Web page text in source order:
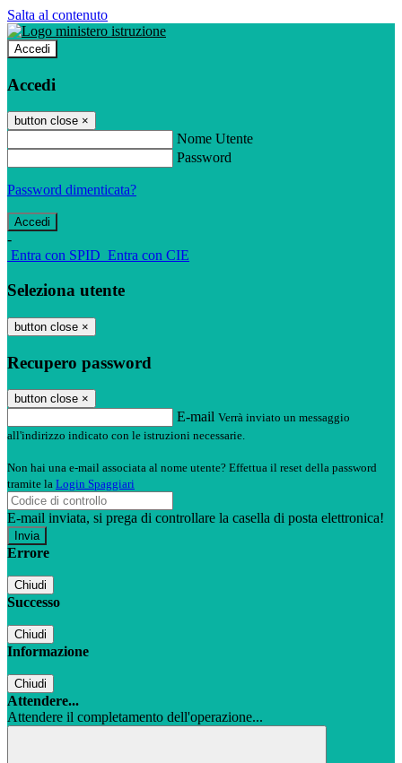
Salta al contenuto
Accedi
Accedi
button close ×
Nome Utente
Password
Password dimenticata?
-
Entra con SPID Entra con CIE
Seleziona utente
button close ×
Recupero password
button close ×
E-mail Verrà inviato un messaggio
all'indirizzo indicato con le istruzioni necessarie.
Non hai una e-mail associata al nome utente? Effettua il reset della password
tramite la Login Spaggiari
E-mail inviata, si prega di controllare la casella di posta elettronica!
Errore
Chiudi
Successo
Chiudi
Informazione
Chiudi
Attendere...
Attendere il completamento dell'operazione...